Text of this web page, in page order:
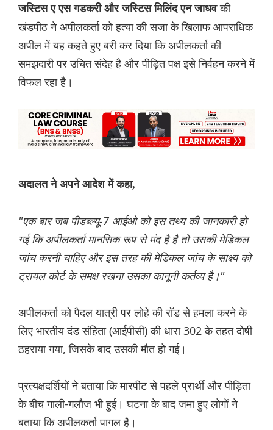
जस्टिस ए एस गडकरी और जस्टिस मिलिंद एन जाधवकी
खंडपीठ ने अपीलकर्ता को हत्या की सजा के खिलाफ आपराधिक
अपील में यह कहते हुए बरी कर दिया कि अपीलकर्ता की
समझदारी पर उचित संदेह है और पीड़ित पक्ष इसे निर्वहन करने में
विफल रहा है।
अदालत ने अपने आदेश में कहा,
"एक बार जब पीडब्ल्यू-7 आईओ को इस तथ्य की जानकारी हो
गई कि अपीलकर्ता मानसिक रूप से मंद है है तो उसकी मेडिकल
जांच करनी चाहिए और इस तरह की मेडिकल जांच के साक्ष्य को
ट्रायल कोर्ट के समक्ष रखना उसका कानूनी कर्तव्य है।"
अपीलकर्ता को पैदल यात्री पर लोहे की रॉड से हमला करने के
लिए भारतीय दंड संहिता (आईपीसी) की धारा 302 के तहत दोषी
ठहराया गया, जिसके बाद उसकी मौत हो गई।
प्रत्यक्षदर्शियों ने बताया कि मारपीट से पहले प्रार्थी और पीड़िता
के बीच गाली-गलौज भी हुई। घटना के बाद जमा हुए लोगों ने
बताया कि अपीलकर्ता पागल है।